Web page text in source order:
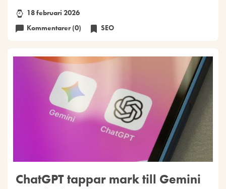
18 februari 2026
Kommentarer (0)
SEO
ChatGPT tappar mark till Gemini